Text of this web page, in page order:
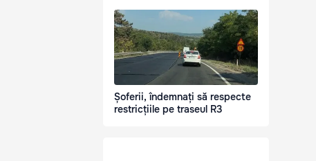
Șoferii, îndemnați să respecte
restricțiile pe traseul R3